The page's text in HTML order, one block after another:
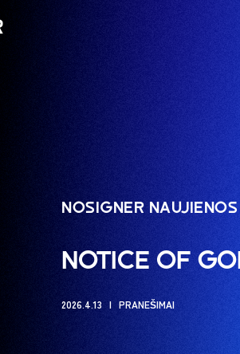
NOSIGNER NAUJIENOS
NOTICE OF
2026.4.13 PRANEŠIMAI